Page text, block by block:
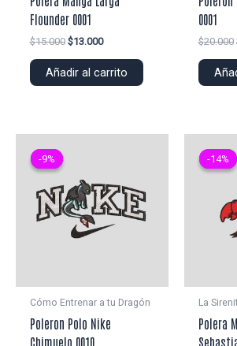
Flounder 0001
$15.000 El
original
$13.000El
actual
Añadir al carrito
0001
$20.000
-9%
-9%
Cómo Entrenar a tu Dragón
Poleron Polo Nike
Chimuelo 0010
-14%
-14%
La
Polera